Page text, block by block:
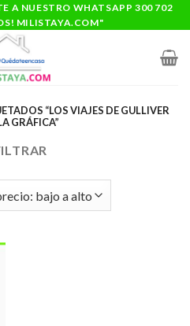
A NUESTRO WHATSAPP 300 702
MILISTAYA.COM"
“LOS VIAJES DE GULLIVER
GRÁFICA”